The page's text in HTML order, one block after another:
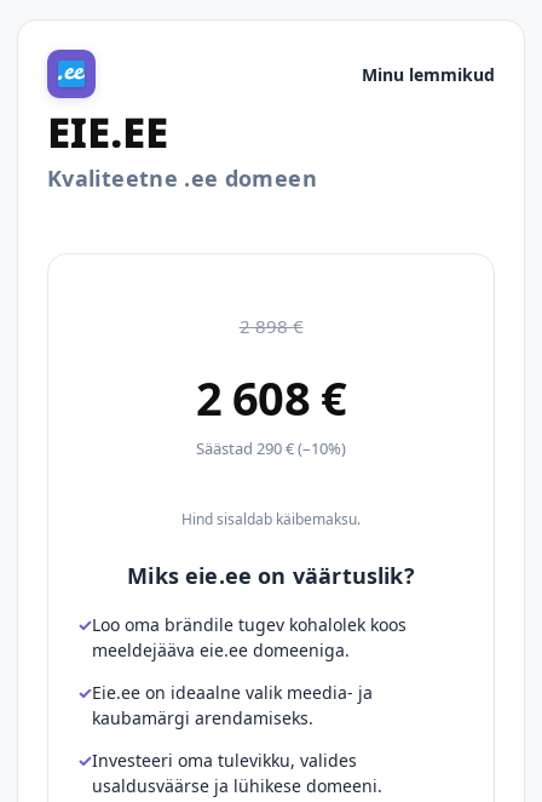
Minu lemmikud
EIE.EE
Kvaliteetne .ee domeen
2 898 €
2 608 €
Säästad 290 € (–10%)
Hind sisaldab käibemaksu.
Miks eie.ee on väärtuslik?
Loo oma brändile tugev kohalolek koos
meeldejääva eie.ee domeeniga.
Eie.ee on ideaalne valik meedia- ja
kaubamärgi arendamiseks.
Investeeri oma tulevikku, valides
usaldusväärse ja lühikese domeeni.